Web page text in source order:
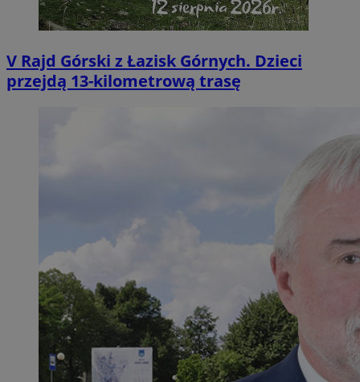
V Rajd Górski z Łazisk Górnych. Dzieci
przejdą 13-kilometrową trasę